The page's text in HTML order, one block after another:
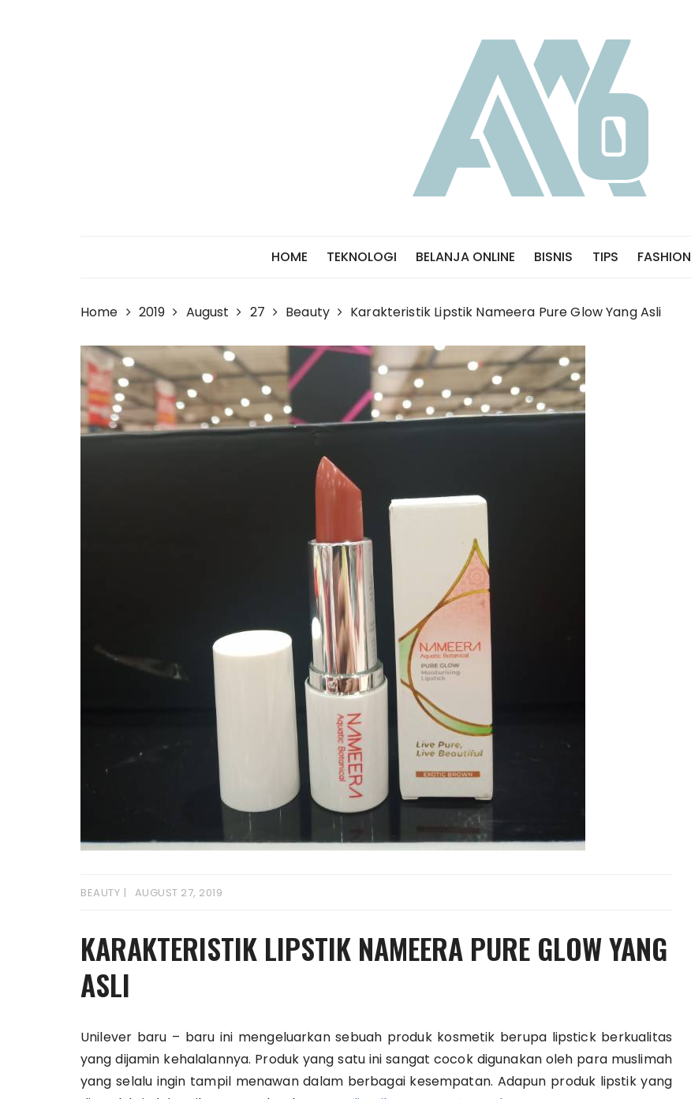
HOME TEKNOLOGI BELANJA ONLINE BISNIS TIPS FASHION
Home 2019 August 27 Beauty Karakteristik Lipstik Nameera Pure Glow Yang Asli
BEAUTY AUGUST 27, 2019
KARAKTERISTIK LIPSTIK NAMEERA PURE GLOW YANG
ASLI
Unilever baru – baru ini mengeluarkan sebuah produk kosmetik berupa lipstick berkualitas
yang dijamin kehalalannya. Produk yang satu ini sangat cocok digunakan oleh para muslimah
yang selalu ingin tampil menawan dalam berbagai kesempatan. Adapun produk lipstik yang